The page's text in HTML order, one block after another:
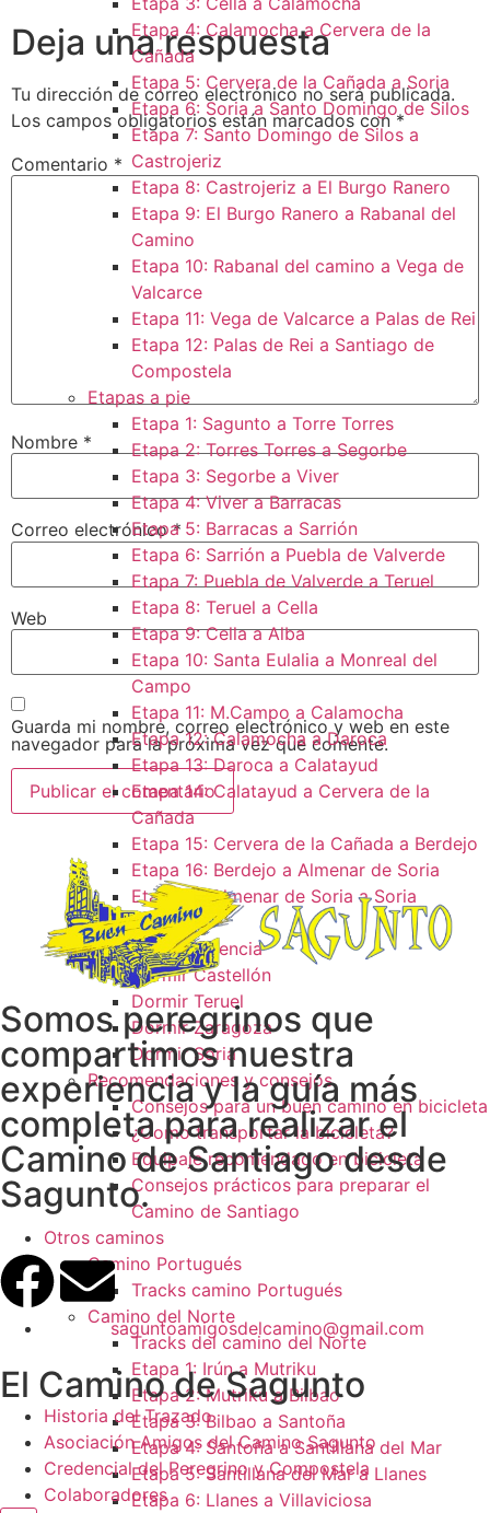
Etapa 4: Calamocha a Cervera de la
Cañada
Etapa 5: Cervera de la Cañada a Soria
Etapa 6: Soria a Santo Domingo de Silos
Etapa 7: Santo Domingo de Silos a
Castrojeriz
Etapa 8: Castrojeriz a El Burgo Ranero
Etapa 9: El Burgo Ranero a Rabanal del
Camino
Etapa 10: Rabanal del camino a Vega de
Valcarce
Etapa 11: Vega de Valcarce a Palas de Rei
Etapa 12: Palas de Rei a Santiago de
Compostela
Etapas a pie
Etapa 1: Sagunto a Torre Torres
Etapa 2: Torres Torres a Segorbe
Etapa 3: Segorbe a Viver
Etapa 4: Viver a Barracas
Etapa 5: Barracas a Sarrión
Etapa 6: Sarrión a Puebla de Valverde
Etapa 7: Puebla de Valverde a Teruel
Etapa 8: Teruel a Cella
Etapa 9: Cella a Alba
Etapa 10: Santa Eulalia a Monreal del
Campo​
Etapa 11: M.Campo a Calamocha​
Etapa 12: Calamocha a Daroca ​
Etapa 13: Daroca a Calatayud
Etapa 14: Calatayud a Cervera de la
Cañada​
Etapa 15: Cervera de la Cañada a Berdejo
Etapa 16: Berdejo a Almenar de Soria
Etapa 17: Almenar de Soria a Soria ​
Donde Dormir
Dormir Valencia
Dormir Castellón
Dormir Teruel
Dormir Zaragoza
Dormir Soria
Recomendaciones y consejos
Consejos para un buen camino en bicicleta
¿Como transportar la bicicleta?
Equipaje recomendado en bicicleta
Consejos prácticos para preparar el
Camino de Santiago
Otros caminos
Camino Portugués
Tracks camino Portugués
Camino del Norte
Tracks del camino del Norte
Etapa 1: Irún a Mutriku
Etapa 2: Mutriku a Bilbao
Etapa 3: Bilbao a Santoña
Etapa 4: Santoña a Santillana del Mar
Etapa 5: Santillana del Mar a Llanes
Etapa 6: Llanes a Villaviciosa
Deja una respuesta
Tu dirección de correo electrónico no será publicada.
Los campos obligatorios están marcados con*
Comentario *
Nombre *
Correo electrónico*
Web
Guarda mi nombre, correo electrónico y web en este
navegador para la próxima vez que comente.
Somos peregrinos que
compartimos nuestra
experiencia y la guía más
completa para realizar el
Camino de Santiago desde
Sagunto.
saguntoamigosdelcamino@gmail.com
El Camino de Sagunto
Historia del Trazado
Asociación Amigos del Camino Sagunto
Credencial del Peregrino y Compostela
Colaboradores